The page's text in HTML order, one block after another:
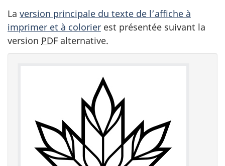
La version principale du texte de l’affiche à
imprimer et à colorier est présentée suivant la
version PDF alternative.